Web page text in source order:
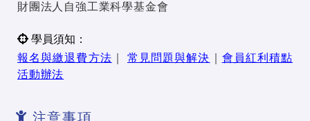
財團法人自強工業科學基金會
學員須知：
報名與繳退費方法
常見問題與解決
會員紅利積點
活動辦法
注意事項